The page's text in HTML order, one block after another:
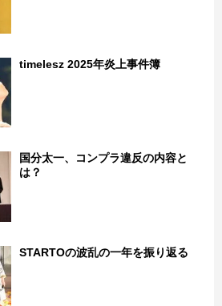
timelesz 2025年炎上事件簿
国分太一、コンプラ違反の内容と
は？
STARTOの波乱の一年を振り返る